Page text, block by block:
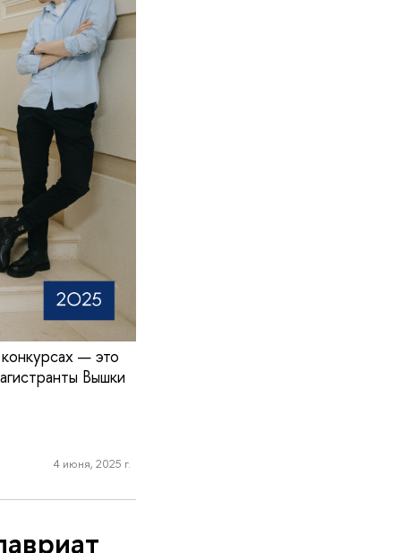
— это
Вышки
4 июня, 2025 г.